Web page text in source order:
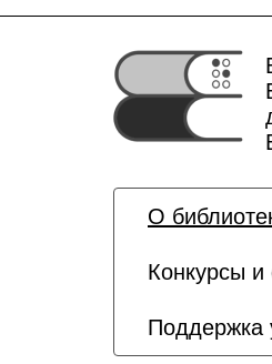
О
Конкурсы
Поддержка